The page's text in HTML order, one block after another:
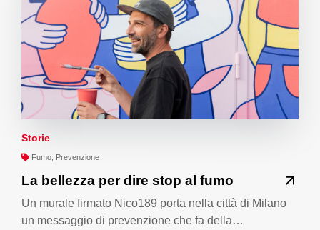
Storie
Fumo, Prevenzione
La bellezza per dire stop al fumo
Un murale firmato Nico189 porta nella città di Milano
un messaggio di prevenzione che fa della…